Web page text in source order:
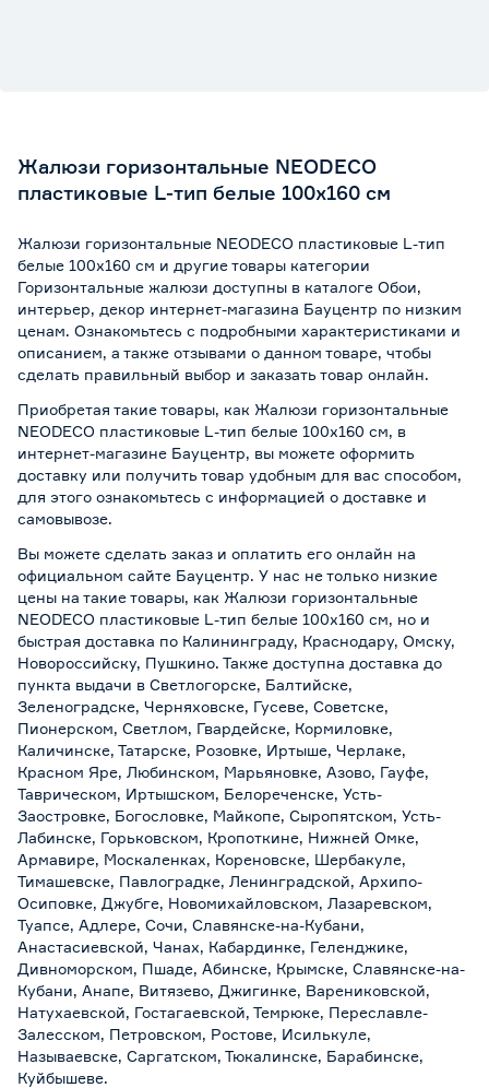
Жалюзи горизонтальные NEODECO
пластиковые L-тип белые 100х160 см
Жалюзи горизонтальные NEODECO пластиковые L-тип
белые 100х160 см и другие товары категории
Горизонтальные жалюзи доступны в каталоге Обои,
интерьер, декор интернет-магазина Бауцентр по низким
ценам. Ознакомьтесь с подробными характеристиками и
описанием, а также отзывами о данном товаре, чтобы
сделать правильный выбор и заказать товар онлайн.
Приобретая такие товары, как Жалюзи горизонтальные
NEODECO пластиковые L-тип белые 100х160 см, в
интернет-магазине Бауцентр, вы можете оформить
доставку или получить товар удобным для вас способом,
для этого ознакомьтесь с информацией о доставке и
самовывозе.
Вы можете сделать заказ и оплатить его онлайн на
официальном сайте Бауцентр. У нас не только низкие
цены на такие товары, как Жалюзи горизонтальные
NEODECO пластиковые L-тип белые 100х160 см, но и
быстрая доставка по Калининграду, Краснодару, Омску,
Новороссийску, Пушкино. Также доступна доставка до
пункта выдачи в Светлогорске, Балтийске,
Зеленоградске, Черняховске, Гусеве, Советске,
Пионерском, Светлом, Гвардейске, Кормиловке,
Каличинске, Татарске, Розовке, Иртыше, Черлаке,
Красном Яре, Любинском, Марьяновке, Азово, Гауфе,
Таврическом, Иртышском, Белореченске, Усть-
Заостровке, Богословке, Майкопе, Сыропятском, Усть-
Лабинске, Горьковском, Кропоткине, Нижней Омке,
Армавире, Москаленках, Кореновске, Шербакуле,
Тимашевске, Павлоградке, Ленинградской, Архипо-
Осиповке, Джубге, Новомихайловском, Лазаревском,
Туапсе, Адлере, Сочи, Славянске-на-Кубани,
Анастасиевской, Чанах, Кабардинке, Геленджике,
Дивноморском, Пшаде, Абинске, Крымске, Славянске-на-
Кубани, Анапе, Витязево, Джигинке, Варениковской,
Натухаевской, Гостагаевской, Темрюке, Переславле-
Залесском, Петровском, Ростове, Исилькуле,
Называевске, Саргатском, Тюкалинске, Барабинске,
Куйбышеве.